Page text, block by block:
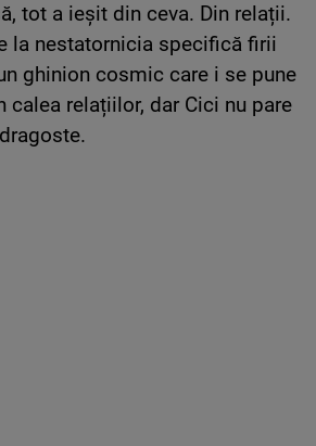
tot a ieșit din ceva. Din relații.
la nestatornicia specifică firii
ghinion cosmic care i se pune
calea relațiilor, dar Cici nu pare